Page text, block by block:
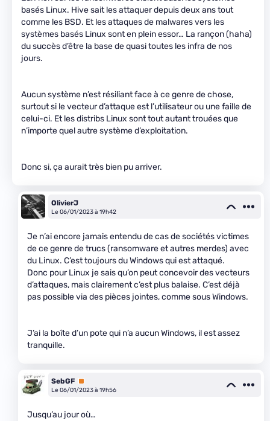
basés Linux. Hive sait les attaquer depuis deux ans tout
comme les BSD. Et les attaques de malwares vers les
systèmes basés Linux sont en plein essor… La rançon (haha)
du succès d’être la base de quasi toutes les infra de nos
jours.
Aucun système n’est résiliant face à ce genre de chose,
surtout si le vecteur d’attaque est l’utilisateur ou une faille de
celui-ci. Et les distribs Linux sont tout autant trouées que
n’importe quel autre système d’exploitation.
Donc si, ça aurait très bien pu arriver.
OlivierJ
Le 06/01/2023 à 19h42
Je n’ai encore jamais entendu de cas de sociétés victimes
de ce genre de trucs (ransomware et autres merdes) avec
du Linux. C’est toujours du Windows qui est attaqué.
Donc pour Linux je sais qu’on peut concevoir des vecteurs
d’attaques, mais clairement c’est plus balaise. C’est déjà
pas possible via des pièces jointes, comme sous Windows.
J’ai la boîte d’un pote qui n’a aucun Windows, il est assez
tranquille.
SebGF Premium
Le 06/01/2023 à 19h56
Jusqu’au jour où…